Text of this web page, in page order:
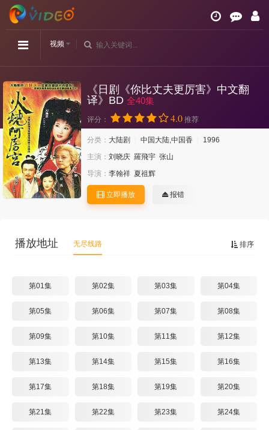
视频
《日剧《你比丈夫更厉害》中文翻
译》BD 全40集
评分： 4.0 推荐
分类： 大陆剧 中国大陆,中国香
1996
主演： 刘晓庆 羅飛宇 张山
导演： 李翰祥 夏祖辉
立即播放 报错
排序
播放地址 无尽线路
第01集 第02集 第03集 第04集
第05集 第06集 第07集 第08集
第09集 第10集 第11集 第12集
第13集 第14集 第15集 第16集
第17集 第18集 第19集 第20集
第21集 第22集 第23集 第24集